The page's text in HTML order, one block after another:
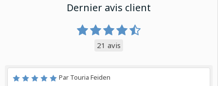
Dernier avis client
21 avis
Par Touria Feiden